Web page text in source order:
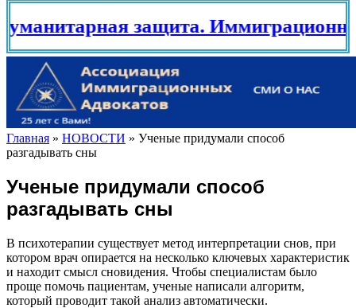
защита.
Главная » НОВОСТИ » Ученые придумали способ
разгадывать сны
Ученые придумали способ
разгадывать сны
В психотерапии существует метод интерпретации снов, при
котором врач опирается на несколько ключевых характеристик
и находит смысл сновидения. Чтобы специалистам было
проще помочь пациентам, ученые написали алгоритм,
который проводит такой анализ автоматически.